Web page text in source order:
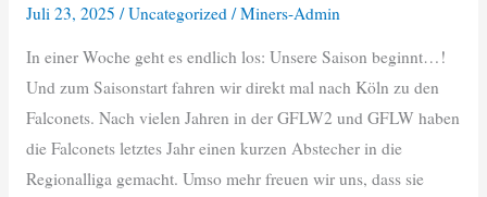
Juli 23, 2025 /Uncategorized /Miners-Admin
In einer Woche geht es endlich los: Unsere Saison beginnt…!
Und zum Saisonstart fahren wir direkt mal nach Köln zu den
Falconets. Nach vielen Jahren in der GFLW2 und GFLW haben
die Falconets letztes Jahr einen kurzen Abstecher in die
Regionalliga gemacht. Umso mehr freuen wir uns, dass sie